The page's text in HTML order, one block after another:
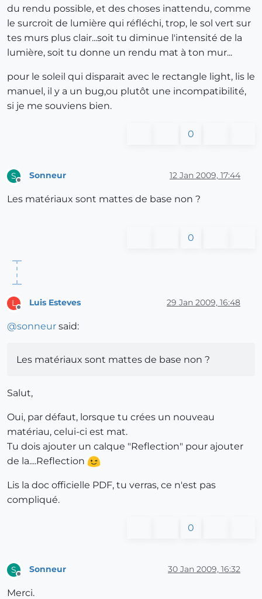
du rendu possible, et des choses inattendu, comme
le surcroit de lumière qui réfléchi, trop, le sol vert sur
tes murs plus clair...soit tu diminue l'intensité de la
lumière, soit tu donne un rendu mat à ton mur...
pour le soleil qui disparait avec le rectangle light, lis le
manuel, il y a un bug,ou plutôt une incompatibilité,
si je me souviens bien.
0
S Sonneur 12 Jan 2009, 17:44
Les matériaux sont mattes de base non ?
0
L Luis Esteves 29 Jan 2009, 16:48
@sonneur said:
Les matériaux sont mattes de base non ?
Salut,
Oui, par défaut, lorsque tu crées un nouveau
matériau, celui-ci est mat.
Tu dois ajouter un calque "Reflection" pour ajouter
de la....Reflection
Lis la doc officielle PDF, tu verras, ce n'est pas
compliqué.
0
S Sonneur 30 Jan 2009, 16:32
Merci.